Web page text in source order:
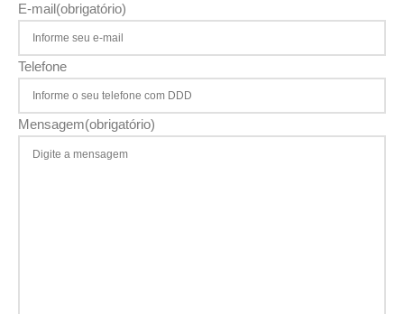
E-mail(obrigatório)
Telefone
Mensagem(obrigatório)